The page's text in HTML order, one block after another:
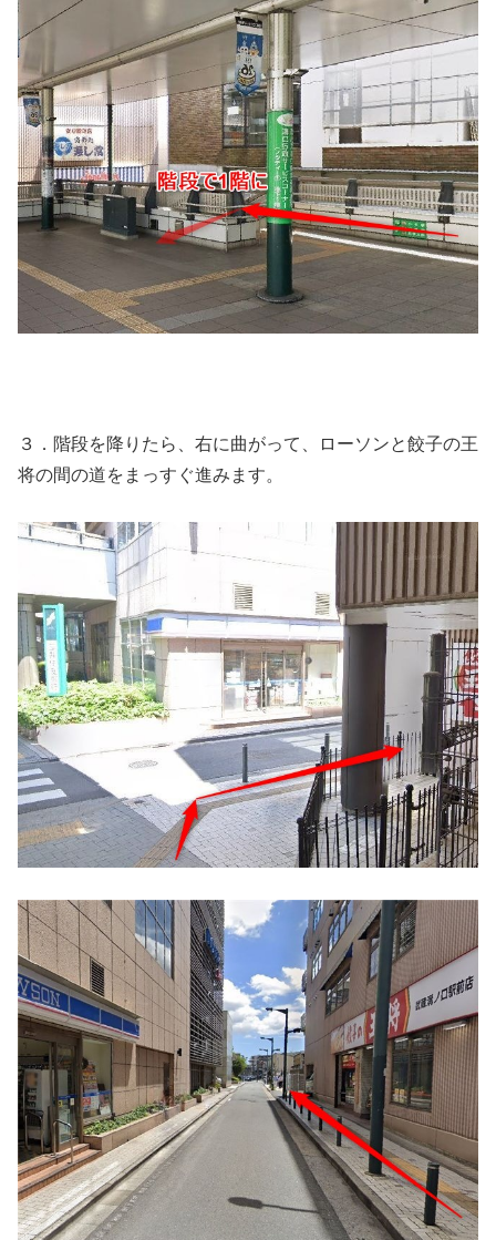
３．階段を降りたら、右に曲がって、ローソンと餃子の王
将の間の道をまっすぐ進みます。